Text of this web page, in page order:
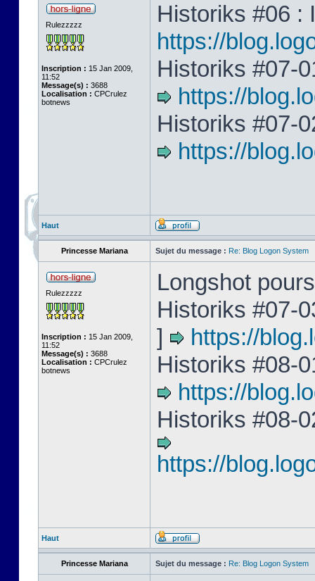
Rulezzzzz
Inscription : 15 Jan 2009,
11:52
Message(s) : 3688
Localisation : CPCrulez
botnews
Historiks #06 :
https://
Historiks #07-
https://
Historiks #07-
https://
Haut
Princesse Mariana Sujet du message : Re: Blog Logon System
Rulezzzzz
Inscription : 15 Jan 2009,
11:52
Message(s) : 3688
Localisation : CPCrulez
botnews
Longshot
Historiks #07-
]
https://
Historiks #08-
https://
Historiks #08-
https://
Haut
Princesse Mariana Sujet du message : Re: Blog Logon System